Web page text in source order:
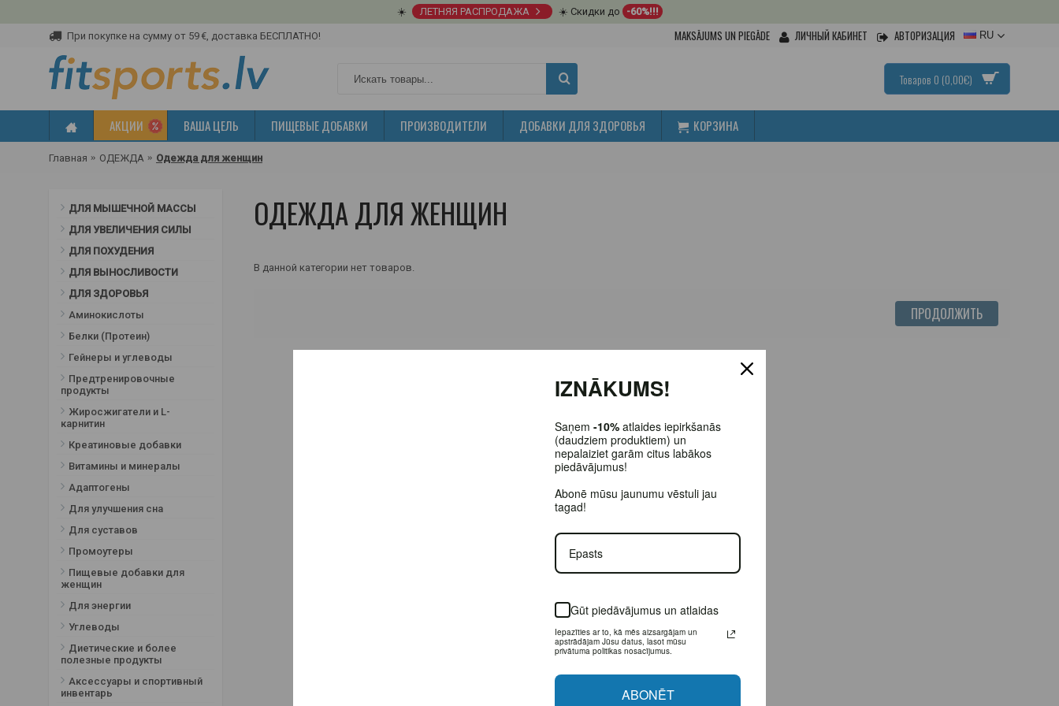
☀️ ЛЕТНЯЯ РАСПРОДАЖА ☀️ Скидки до -60%!!!
При покупке на сумму от 59 €, доставка БЕСПЛАТНО! MAKSĀJUMS UN PIEGĀDE ЛИЧНЫЙ КАБИНЕТ АВТОРИЗАЦИЯ RU
Товаров 0 (0,00€)
АКЦИИ ВАША ЦЕЛЬ ПИЩЕВЫЕ ДОБАВКИ ПРОИЗВОДИТЕЛИ ДОБАВКИ ДЛЯ ЗДОРОВЬЯ КОРЗИНА
Главная ОДЕЖДА Одежда для женщин
ДЛЯ МЫШЕЧНОЙ МАССЫ
ДЛЯ УВЕЛИЧЕНИЯ СИЛЫ
ДЛЯ ПОХУДЕНИЯ
ДЛЯ ВЫНОСЛИВОСТИ
ДЛЯ ЗДОРОВЬЯ
Аминокислоты
Белки (Протеин)
Гейнеры и углеводы
Предтренировочные
продукты
Жиросжигатели и L-
карнитин
Креатиновые добавки
Витамины и минералы
Адаптогены
Для улучшения сна
Для суставов
Промоутеры
Пищевые добавки для
женщин
Для энергии
Углеводы
Диетические и более
полезные продукты
Аксессуары и спортивный
инвентарь
ОДЕЖДА ДЛЯ ЖЕНЩИН
В данной категории нет товаров.
ПРОДОЛЖИТЬ
IZNĀKUMS!
Saņem -10% atlaides iepirkšanās
(daudziem produktiem) un
nepalaiziet garām citus labākos
piedāvājumus!
Abonē mūsu jaunumu vēstuli jau
tagad!
Gūt piedāvājumus un atlaidas
Iepazīties ar to, kā mēs aizsargājam un
apstrādājam Jūsu datus, lasot mūsu
privātuma politikas nosacījumus.
ABONĒT